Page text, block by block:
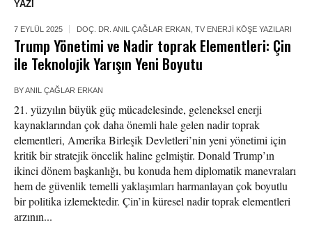
YAZI
7 EYLÜL 2025 DOÇ. DR. ANIL ÇAĞLAR ERKAN TV ENERJI KÖŞE YAZILARI
Trump Yönetimi ve Nadir toprak Elementleri: Çin
ile Teknolojik Yarışın Yeni Boyutu
BYANIL ÇAĞLAR ERKAN
21. yüzyılın büyük güç mücadelesinde, geleneksel enerji
kaynaklarından çok daha önemli hale gelen nadir toprak
elementleri, Amerika Birleşik Devletleri’nin yeni yönetimi için
kritik bir stratejik öncelik haline gelmiştir. Donald Trump’ın
ikinci dönem başkanlığı, bu konuda hem diplomatik manevraları
hem de güvenlik temelli yaklaşımları harmanlayan çok boyutlu
bir politika izlemektedir. Çin’in küresel nadir toprak elementleri
arzının...